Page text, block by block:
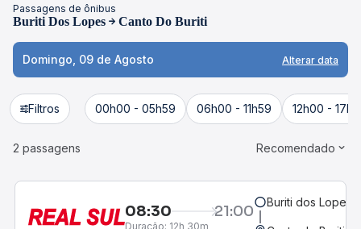
Passagens de ônibus
Buriti Dos Lopes Canto Do Buriti
Domingo, 09 de Agosto Alterar data
Filtros 00h00 - 05h59 06h00 - 11h59 12h00 -
2 passagens Recomendado
08:30 21:00
Duração: 12h 30m
Buriti dos Lopes,